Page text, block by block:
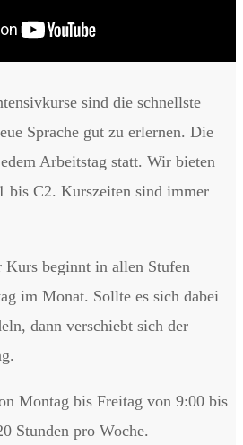
sind die schnellste
Sprache gut zu erlernen. Die
Arbeitstag statt. Wir bieten
bis C2. Kurszeiten sind immer
Kurs beginnt in allen Stufen
im Monat. Sollte es sich dabei
dann verschiebt sich der
Montag bis Freitag von 9:00 bis
Stunden pro Woche.